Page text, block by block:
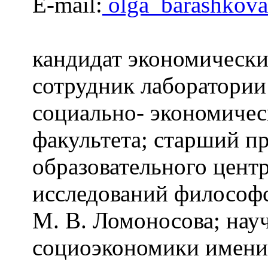
кандидат
сотрудник
социально-
факультета; старший
образовательного
исследований
М. В. Ломоносова;
социоэкономики